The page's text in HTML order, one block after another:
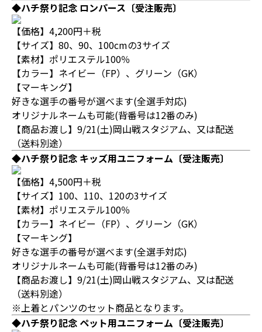
◆ハチ祭り記念 ロンパース〔受注販売〕
【価格】4,200円＋税
【サイズ】80、90、100cmの3サイズ
【素材】ポリエステル100％
【カラー】ネイビー（FP）、グリーン（GK）
【マーキング】
好きな選手の番号が選べます(全選手対応)
オリジナルネームも可能(背番号は12番のみ)
【商品お渡し】9/21(土)岡山戦スタジアム、又は配送
（送料別途）
◆ハチ祭り記念 キッズ用ユニフォーム〔受注販売〕
【価格】4,500円＋税
【サイズ】100、110、120の3サイズ
【素材】ポリエステル100％
【カラー】ネイビー（FP）、グリーン（GK）
【マーキング】
好きな選手の番号が選べます(全選手対応)
オリジナルネームも可能(背番号は12番のみ)
【商品お渡し】9/21(土)岡山戦スタジアム、又は配送
（送料別途）
※上着とパンツのセット商品となります。
◆ハチ祭り記念 ペット用ユニフォーム〔受注販売〕